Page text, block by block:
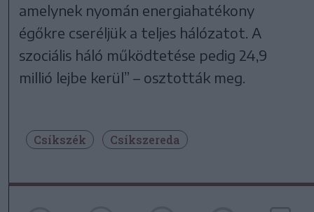
amelynek nyomán energiahatékony
égőkre cseréljük a teljes hálózatot. A
szociális háló működtetése pedig 24,9
millió lejbe kerül” – osztották meg.
Csíkszék Csíkszereda